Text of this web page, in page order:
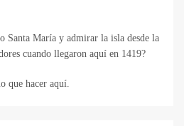
Santa María y admirar la isla desde la
cuando llegaron aquí en 1419?
que hacer aquí.